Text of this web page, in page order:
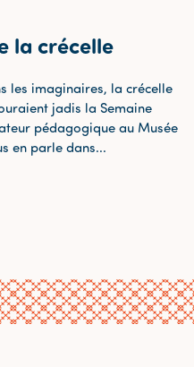
la crécelle
les imaginaires, la crécelle
jadis la Semaine
pédagogique au Musée
en parle dans...